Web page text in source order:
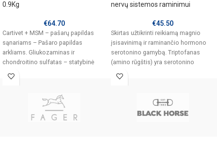
0.9Kg
€64.70
Cartivet + MSM – pašarų papildas
sąnariams – Pašaro papildas
arkliams. Gliukozaminas ir
chondroitino sulfatas – statybinė
medžiaga kremzliniam audiniui.
nervų sistemos raminimui
€45.50
Skirtas užtikrinti reikiamą magnio
įsisavinimą ir raminančio hormono
serotonino gamybą. Triptofanas
(amino rūgštis) yra serotonino
pirmtakas. Vitaminai B palaiko sveiką